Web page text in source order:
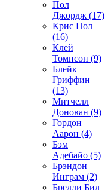
Пол
Джордж (17)
Крис Пол
(16)
Клей
Томпсон (9)
Блейк
Гриффин
(13)
Митчелл
Донован (9)
Гордон
Аарон (4)
Бэм
Адебайо (5)
Брэндон
Инграм (2)
Бредли Бил